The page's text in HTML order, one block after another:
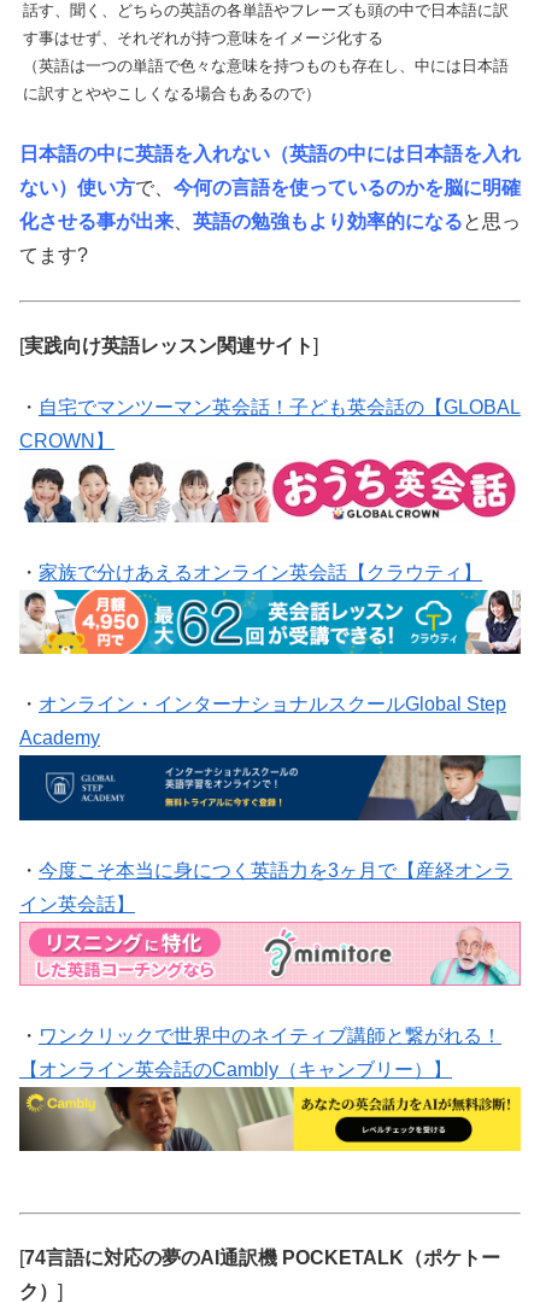
話す、聞く、どちらの英語の各単語やフレーズも頭の中で日本語に訳
す事はせず、それぞれが持つ意味をイメージ化する
（英語は一つの単語で色々な意味を持つものも存在し、中には日本語
に訳すとややこしくなる場合もあるので）
日本語の中に英語を入れない（英語の中には日本語を入れ
ない）使い方で、 今何の言語を使っているのかを脳に明確
化させる事が出来
英語の勉強もより効率的になると思っ
てます?
[実践向け英語レッスン関連サイト]
・ 自宅でマンツーマン英会話！子ども英会話の【GLOBAL
CROWN】
・ 家族で分けあえるオンライン英会話【クラウティ】
・ オンライン・インターナショナルスクールGlobal Step
Academy
・ 今度こそ本当に身につく英語力を3ヶ月で【産経オンラ
イン英会話】
・ ワンクリックで世界中のネイティブ講師と繋がれる！
【オンライン英会話のCambly（キャンブリー）】
[74言語に対応の夢のAI通訳機 POCKETALK（ポケトー
ク） ]